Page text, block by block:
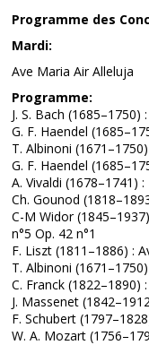
Programme des
Mardi:
Ave Maria Air Alleluja
Programme:
J. S. Bach (1685–1750)
G. F. Haendel
T. Albinoni
G. F. Haendel
A. Vivaldi (1678–1741)
Ch. Gounod
C-M Widor
n°5 Op. 42 n°1
F. Liszt (1811–1886) :
T. Albinoni
C. Franck (1822–1890)
J. Massenet
F. Schubert
W. A. Mozart